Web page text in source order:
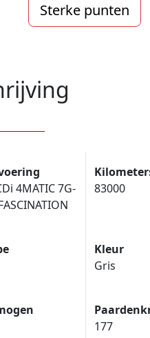
Sterke punten
4MATIC 7G-
83000
Kleur
Gris
177